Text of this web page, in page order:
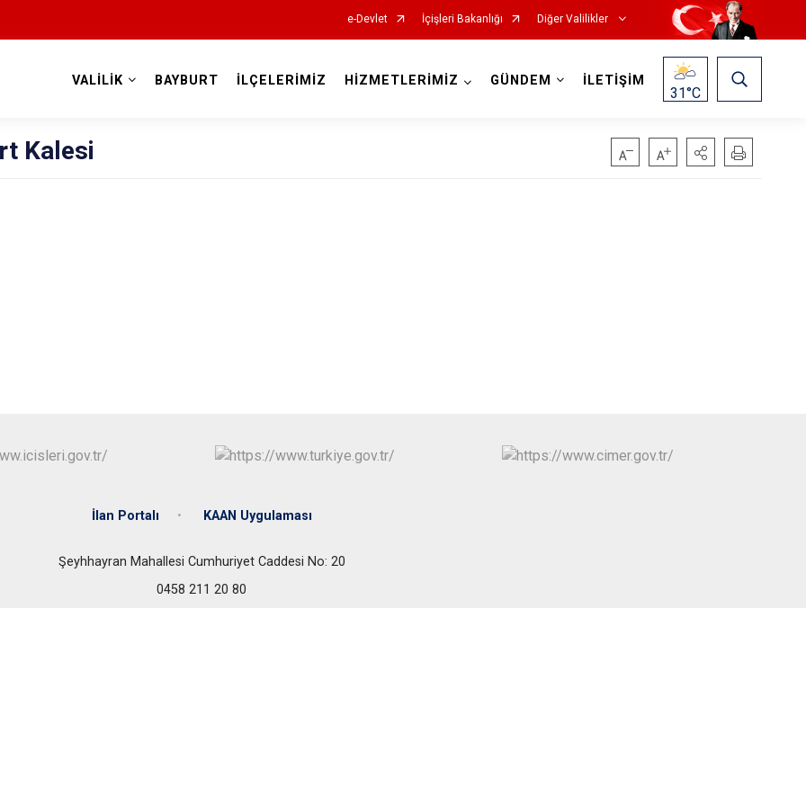
e-Devlet İçişleri Bakanlığı Diğer Valilikler
VALİLİK BAYBURT İLÇELERİMİZ HİZMETLERİMİZ GÜNDEM İLETİŞİM
31°C
Kalesi
İlan Portalı KAAN Uygulaması
Şeyhhayran Mahallesi Cumhuriyet Caddesi No: 20
0458 211 20 80